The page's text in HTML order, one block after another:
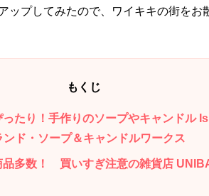
ップしてみたので、ワイキキの街をお
もくじ
たり！手作りのソープやキャンドル
ド・ソープ＆キャンドルワークス
品多数！ 買いすぎ注意の雑貨店